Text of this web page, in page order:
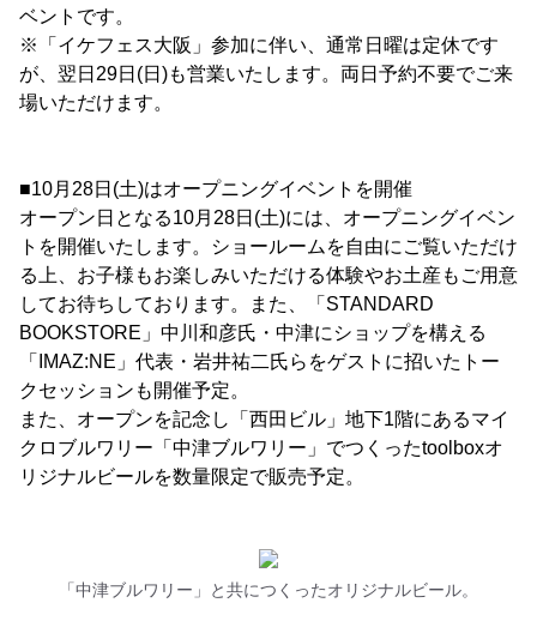
ベントです。
※「イケフェス大阪」参加に伴い、通常日曜は定休です
が、翌日29日(日)も営業いたします。両日予約不要でご来
場いただけます。
■10月28日(土)はオープニングイベントを開催
オープン日となる10月28日(土)には、オープニングイベン
トを開催いたします。ショールームを自由にご覧いただけ
る上、お子様もお楽しみいただける体験やお土産もご用意
してお待ちしております。また、「STANDARD
BOOKSTORE」中川和彦氏・中津にショップを構える
「IMAZ:NE」代表・岩井祐二氏らをゲストに招いたトー
クセッションも開催予定。
また、オープンを記念し「西田ビル」地下1階にあるマイ
クロブルワリー「中津ブルワリー」でつくったtoolboxオ
リジナルビールを数量限定で販売予定。
「中津ブルワリー」と共につくったオリジナルビール。